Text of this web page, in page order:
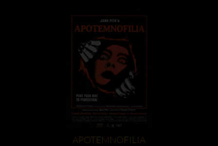
APOTEMNOFILIA